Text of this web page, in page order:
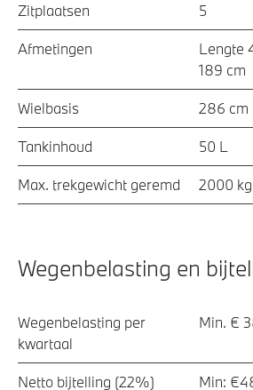
Zitplaatsen 5
Afmetingen
Lengte
189 cm
Wielbasis 286 cm
Tankinhoud 50 L
Max. trekgewicht geremd 2000 kg
Wegenbelasting en
Wegenbelasting per
kwartaal
Min. €
Netto bijtelling (22%) Min: